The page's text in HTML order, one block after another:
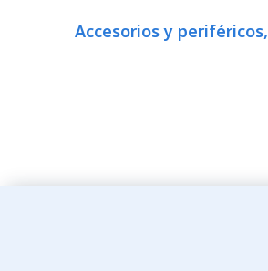
Accesorios y periféricos,